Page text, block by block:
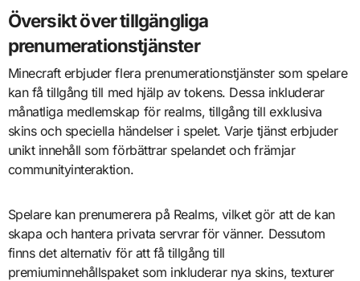
Översikt över tillgängliga
prenumerationstjänster
Minecraft erbjuder flera prenumerationstjänster som spelare
kan få tillgång till med hjälp av tokens. Dessa inkluderar
månatliga medlemskap för realms, tillgång till exklusiva
skins och speciella händelser i spelet. Varje tjänst erbjuder
unikt innehåll som förbättrar spelandet och främjar
communityinteraktion.
Spelare kan prenumerera på Realms, vilket gör att de kan
skapa och hantera privata servrar för vänner. Dessutom
finns det alternativ för att få tillgång till
premiuminnehållspaket som inkluderar nya skins, texturer